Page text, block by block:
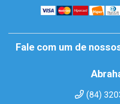
Fale com um de
(84)